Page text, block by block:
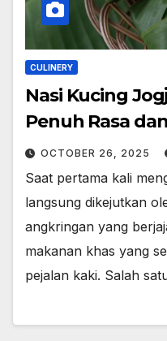
CULINERY
Nasi Kucing
Penuh Rasa
OCTOBER 26, 2025
Saat pertama kali
langsung dikejutkan
angkringan yang
makanan khas yang
pejalan kaki. Salah